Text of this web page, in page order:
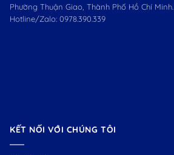
Phường Thuận Giao, Thành Phố Hồ Chí Minh.
Hotline/Zalo: 0978.390.339
KẾT NỐI VỚI CHÚNG TÔI